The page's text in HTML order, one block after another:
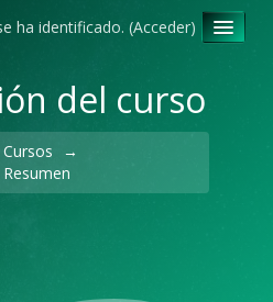
ha identificado. (Acceder)
del curso
Cursos
→
Resumen